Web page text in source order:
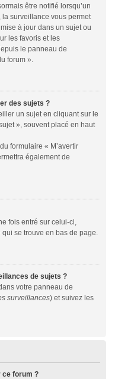
être notifié lorsqu’un
la surveillance vous permet
à jour dans un sujet ou
les favoris et les
le panneau de
forum ».
des sujets ?
un sujet en cliquant sur le
», souvent placé en haut
formulaire « M’avertir
également de
fois entré sur celui-ci,
se trouve en bas de page.
de sujets ?
votre panneau de
surveillances) et suivez les
ce forum ?